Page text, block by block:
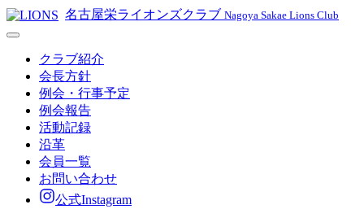
名古屋栄ライオンズクラブ Nagoya Sakae Lions Club
クラブ紹介
会長方針
例会・行事予定
例会報告
活動記録
沿革
会員一覧
お問い合わせ
公式Instagram